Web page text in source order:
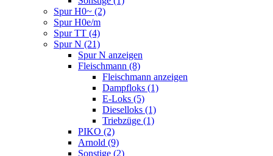
Spur H0~ (2)
Spur H0e/m
Spur TT (4)
Spur N (21)
Spur N anzeigen
Fleischmann (8)
Fleischmann anzeigen
Dampfloks (1)
E-Loks (5)
Dieselloks (1)
Triebzüge (1)
PIKO (2)
Arnold (9)
Sonstige (2)